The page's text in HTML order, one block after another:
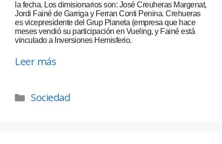
la fecha. Los dimisionarios son: José Creuheras Margenat,
Jordi Fainé de Garriga y Ferran Conti Penina. Crehueras
es vicepresidente del Grup Planeta (empresa que hace
meses vendió su participación en Vueling, y Fainé está
vinculado a Inversiones Hemisferio.
Leer más
Sociedad